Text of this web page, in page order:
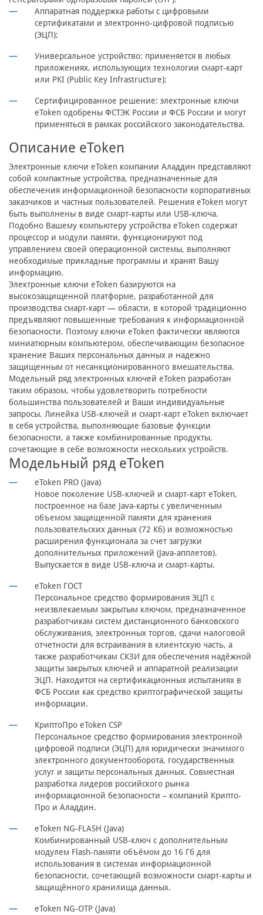
Аппаратная поддержка работы с цифровыми
сертификатами и электронно-цифровой подписью
(ЭЦП);
Универсальное устройство: применяется в любых
приложениях, использующих технологии смарт-карт
или PKI (Public Key Infrastructure);
Сертифицированное решение: электронные ключи
eToken одобрены ФСТЭК России и ФСБ России и могут
применяться в рамках российского законодательства.
Описание eToken
Электронные ключи eToken компании Аладдин представляют
собой компактные устройства, предназначенные для
обеспечения информационной безопасности корпоративных
заказчиков и частных пользователей. Решения eToken могут
быть выполнены в виде смарт-карты или USB-ключа.
Подобно Вашему компьютеру устройства eToken содержат
процессор и модули памяти, функционируют под
управлением своей операционной системы, выполняют
необходимые прикладные программы и хранят Вашу
информацию.
Электронные ключи eToken базируются на
высокозащищенной платформе, разработанной для
производства смарт-карт — области, в которой традиционно
предъявляют повышенные требования к информационной
безопасности. Поэтому ключи eToken фактически являются
миниатюрным компьютером, обеспечивающим безопасное
хранение Ваших персональных данных и надежно
защищенным от несанкционированного вмешательства.
Модельный ряд электронных ключей eToken разработан
таким образом, чтобы удовлетворить потребности
большинства пользователей и Ваши индивидуальные
запросы. Линейка USB-ключей и смарт-карт eToken включает
в себя устройства, выполняющие базовые функции
безопасности, а также комбинированные продукты,
сочетающие в себе возможности нескольких устройств.
Модельный ряд eToken
eToken PRO (Java)
Новое поколение USB-ключей и смарт-карт eToken,
построенное на базе Java-карты с увеличенным
объемом защищенной памяти для хранения
пользовательских данных (72 Кб) и возможностью
расширения функционала за счет загрузки
дополнительных приложений (Java-апплетов).
Выпускается в виде USB-ключа и смарт-карты.
eToken ГОСТ
Персональное средство формирования ЭЦП с
неизвлекаемым закрытым ключом, предназначенное
разработчикам систем дистанционного банковского
обслуживания, электронных торгов, сдачи налоговой
отчетности для встраивания в клиентскую часть, а
также разработчикам СКЗИ для обеспечения надёжной
защиты закрытых ключей и аппаратной реализации
ЭЦП. Находится на сертификационных испытаниях в
ФСБ России как средство криптографической защиты
информации.
КриптоПро eToken CSP
Персональное средство формирования электронной
цифровой подписи (ЭЦП) для юридически значимого
электронного документооборота, государственных
услуг и защиты персональных данных. Совместная
разработка лидеров российского рынка
информационной безопасности – компаний Крипто-
Про и Аладдин.
eToken NG-FLASH (Java)
Комбинированный USB-ключ с дополнительным
модулем Flash-памяти объёмом до 16 Гб для
использования в системах информационной
безопасности, сочетающий возможности смарт-карты и
защищённого хранилища данных.
eToken NG-OTP (Java)